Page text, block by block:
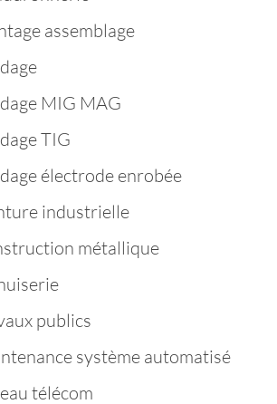
assemblage
MIG MAG
TIG
électrode enrobée
industrielle
métallique
publics
système automatisé
télécom